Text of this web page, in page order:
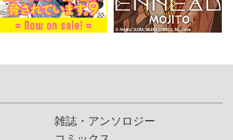
雑誌・アンソロジー